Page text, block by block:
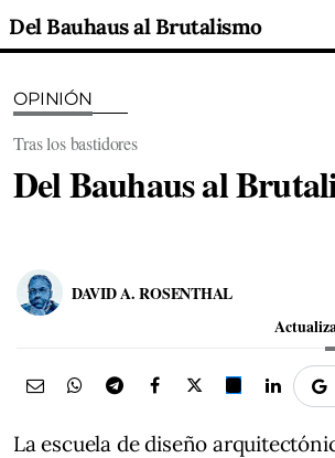
Del Bauhaus al Brutalismo
OPINIÓN
Tras los bastidores
Del Bauhaus al
DAVID A. ROSENTHAL
La escuela de diseño